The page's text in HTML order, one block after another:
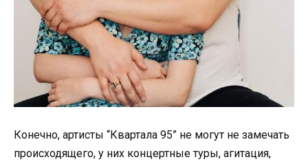
Конечно, артисты “Квартала 95” не могут не замечать
происходящего, у них концертные туры, агитация,